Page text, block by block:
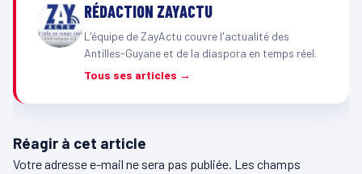
RÉDACTION ZAYACTU
L'équipe de ZayActu couvre l'actualité des
Antilles-Guyane et de la diaspora en temps réel.
Tous ses articles →
Réagir à cet article
Votre adresse e-mail ne sera pas publiée. Les champs